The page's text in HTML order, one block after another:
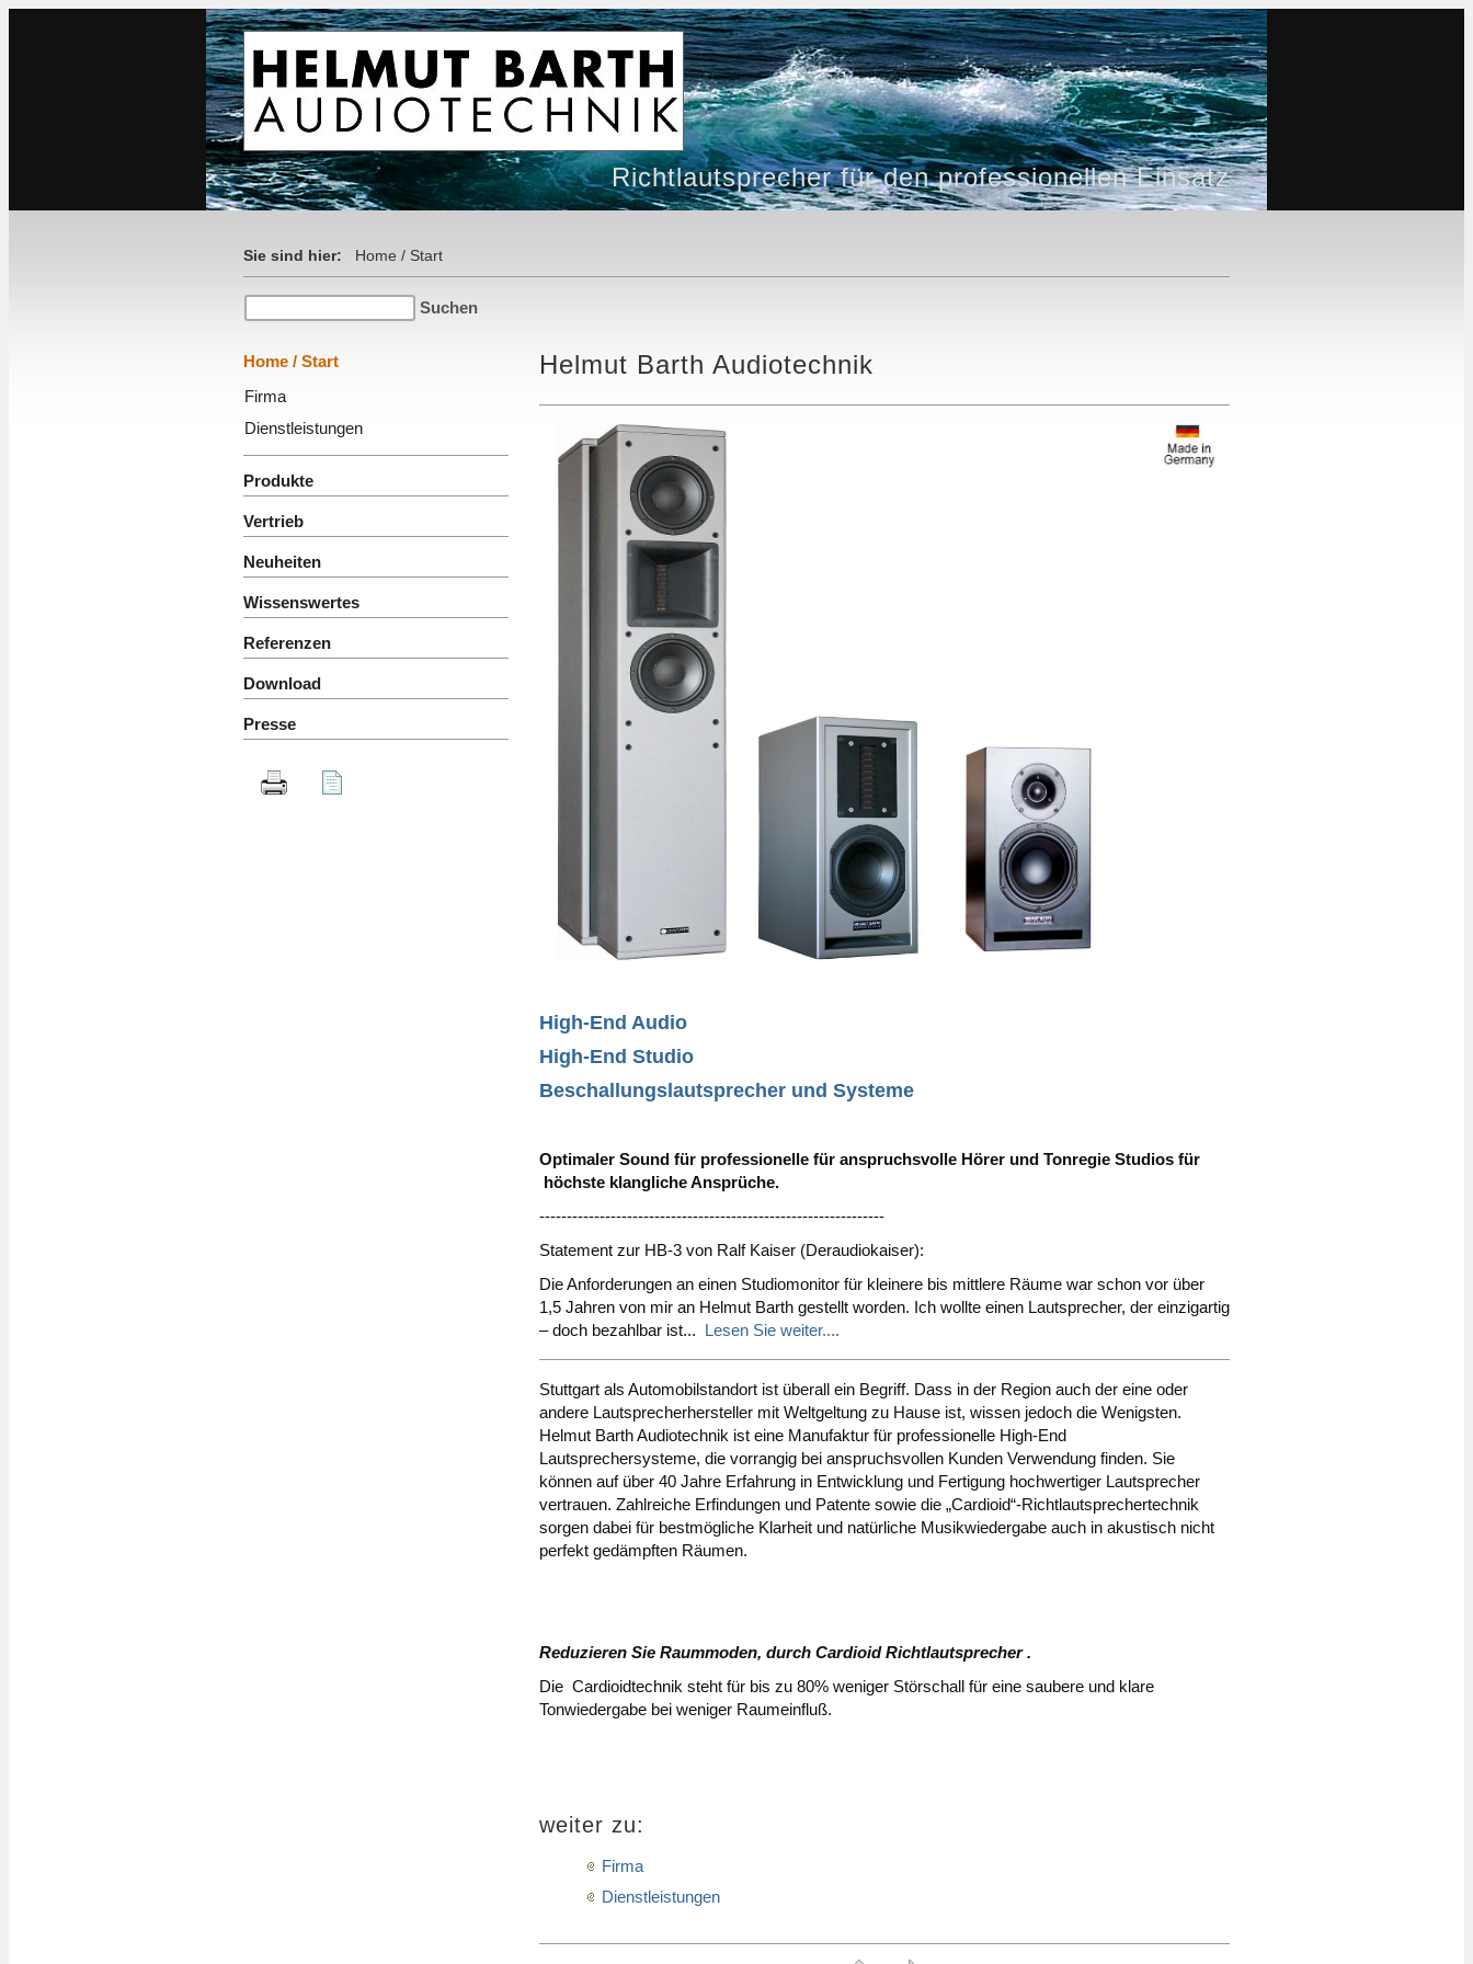
Richtlautsprecher für den professionellen Einsatz
Sie sind hier: Home / Start
Helmut Barth Audiotechnik
High-End Audio
High-End Studio
Beschallungslautsprecher und Systeme
Optimaler Sound für professionelle für anspruchsvolle Hörer und Tonregie Studios für
höchste klangliche Ansprüche.
---------------------------------------------------------------
Statement zur HB-3 von Ralf Kaiser (Deraudiokaiser):
Die Anforderungen an einen Studiomonitor für kleinere bis mittlere Räume war schon vor über
1,5 Jahren von mir an Helmut Barth gestellt worden. Ich wollte einen Lautsprecher, der einzigartig
– doch bezahlbar ist... Lesen Sie weiter....
Stuttgart als Automobilstandort ist überall ein Begriff. Dass in der Region auch der eine oder
andere Lautsprecherhersteller mit Weltgeltung zu Hause ist, wissen jedoch die Wenigsten.
Helmut Barth Audiotechnik ist eine Manufaktur für professionelle High-End
Lautsprechersysteme, die vorrangig bei anspruchsvollen Kunden Verwendung finden. Sie
können auf über 40 Jahre Erfahrung in Entwicklung und Fertigung hochwertiger Lautsprecher
vertrauen. Zahlreiche Erfindungen und Patente sowie die „Cardioid“-Richtlautsprechertechnik
sorgen dabei für bestmögliche Klarheit und natürliche Musikwiedergabe auch in akustisch nicht
perfekt gedämpften Räumen.
Reduzieren Sie Raummoden, durch Cardioid Richtlautsprecher .
Die Cardioidtechnik steht für bis zu 80% weniger Störschall für eine saubere und klare
Tonwiedergabe bei weniger Raumeinfluß.
weiter zu:
Firma
Dienstleistungen
Home / Start
Firma
Dienstleistungen
Produkte
Vertrieb
Neuheiten
Wissenswertes
Referenzen
Download
Presse